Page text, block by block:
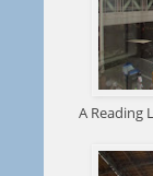
A Reading